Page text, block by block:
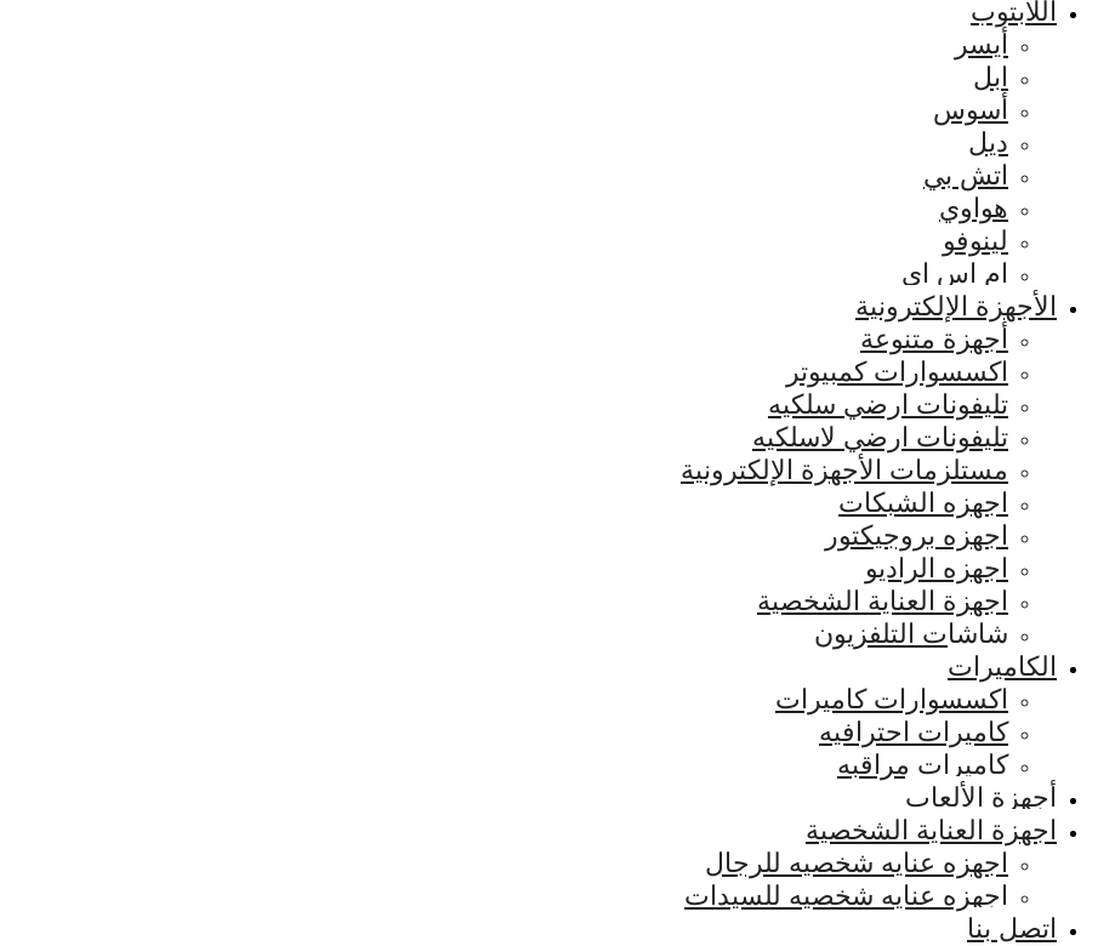
اللابتوب
أيسر
ابل
أسوس
ديل
اتش بي
هواوي
لينوفو
ام اس اي
الأجهزة الإلكترونية
أجهزة متنوعة
اكسسوارات كمبيوتر
تليفونات ارضي سلكيه
تليفونات ارضي لاسلكيه
مستلزمات الأجهزة الإلكترونية
اجهزه الشبكات
اجهزه بروجيكتور
اجهزه الراديو
اجهزة العناية الشخصية
شاشات التلفزيون
الكاميرات
اكسسوارات كاميرات
كاميرات احترافيه
كاميرات مراقبه
أجهزة الألعاب
اجهزة العناية الشخصية
اجهزه عنايه شخصيه للرجال
اجهزه عنايه شخصيه للسيدات
اتصل بنا